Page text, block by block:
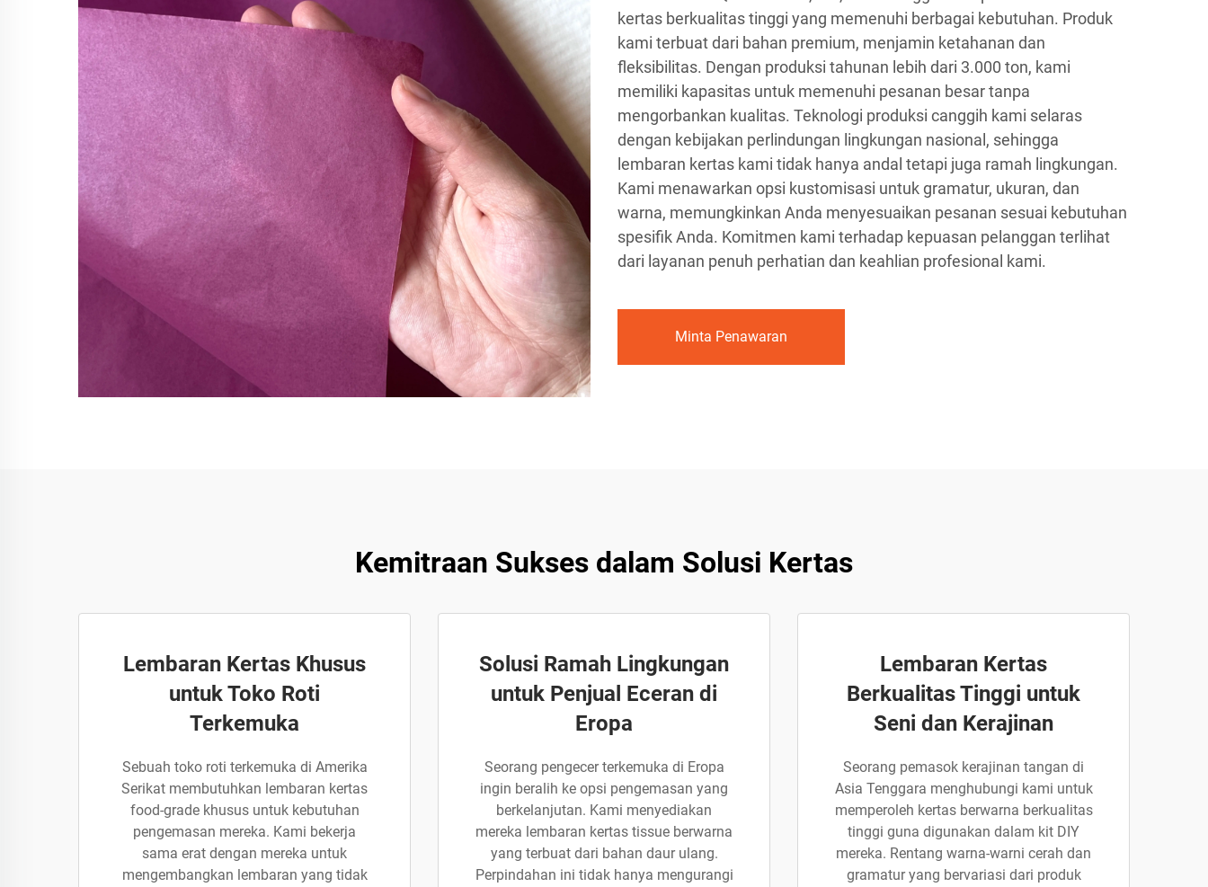
kertas berkualitas tinggi yang memenuhi berbagai kebutuhan. Produk
kami terbuat dari bahan premium, menjamin ketahanan dan
fleksibilitas. Dengan produksi tahunan lebih dari 3.000 ton, kami
memiliki kapasitas untuk memenuhi pesanan besar tanpa
mengorbankan kualitas. Teknologi produksi canggih kami selaras
dengan kebijakan perlindungan lingkungan nasional, sehingga
lembaran kertas kami tidak hanya andal tetapi juga ramah lingkungan.
Kami menawarkan opsi kustomisasi untuk gramatur, ukuran, dan
warna, memungkinkan Anda menyesuaikan pesanan sesuai kebutuhan
spesifik Anda. Komitmen kami terhadap kepuasan pelanggan terlihat
dari layanan penuh perhatian dan keahlian profesional kami.
Minta Penawaran
Kemitraan Sukses dalam Solusi Kertas
Lembaran Kertas Khusus
untuk Toko Roti
Terkemuka
Sebuah toko roti terkemuka di Amerika
Serikat membutuhkan lembaran kertas
food-grade khusus untuk kebutuhan
pengemasan mereka. Kami bekerja
sama erat dengan mereka untuk
mengembangkan lembaran yang tidak
Solusi Ramah Lingkungan
untuk Penjual Eceran di
Eropa
Seorang pengecer terkemuka di Eropa
ingin beralih ke opsi pengemasan yang
berkelanjutan. Kami menyediakan
mereka lembaran kertas tissue berwarna
yang terbuat dari bahan daur ulang.
Perpindahan ini tidak hanya mengurangi
Lembaran Kertas
Berkualitas Tinggi untuk
Seni dan Kerajinan
Seorang pemasok kerajinan tangan di
Asia Tenggara menghubungi kami untuk
memperoleh kertas berwarna berkualitas
tinggi guna digunakan dalam kit DIY
mereka. Rentang warna-warni cerah dan
gramatur yang bervariasi dari produk